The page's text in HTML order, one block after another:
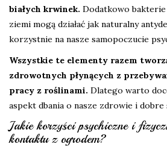
białych krwinek. Dodatkowo
ziemi mogą działać jak naturalny
korzystnie na nasze samopoczucie
Wszystkie te elementy razem
zdrowotnych płynących z
pracy z roślinami. Dlatego warto
aspekt dbania o nasze zdrowie i dobre
Jakie korzyści psychiczne i
kontaktu z ogrodem?